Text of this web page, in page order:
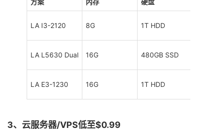
LA I3-2120 8G 1T HDD
LA L5630 Dual 16G 480GB SSD
LA E3-1230 16G 1T HDD
3、云服务器/VPS低至$0.99